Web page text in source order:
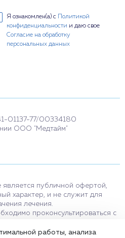
Я ознакомлен(а) с
Политикой
конфиденциальности и даю свое
Согласие на обработку
персональных данных
01137-77/00334180
ООО "Медтайм"
является публичной офертой,
характер, и не служит для
лечения.
проконсультироваться с
исключительно
работы, анализа